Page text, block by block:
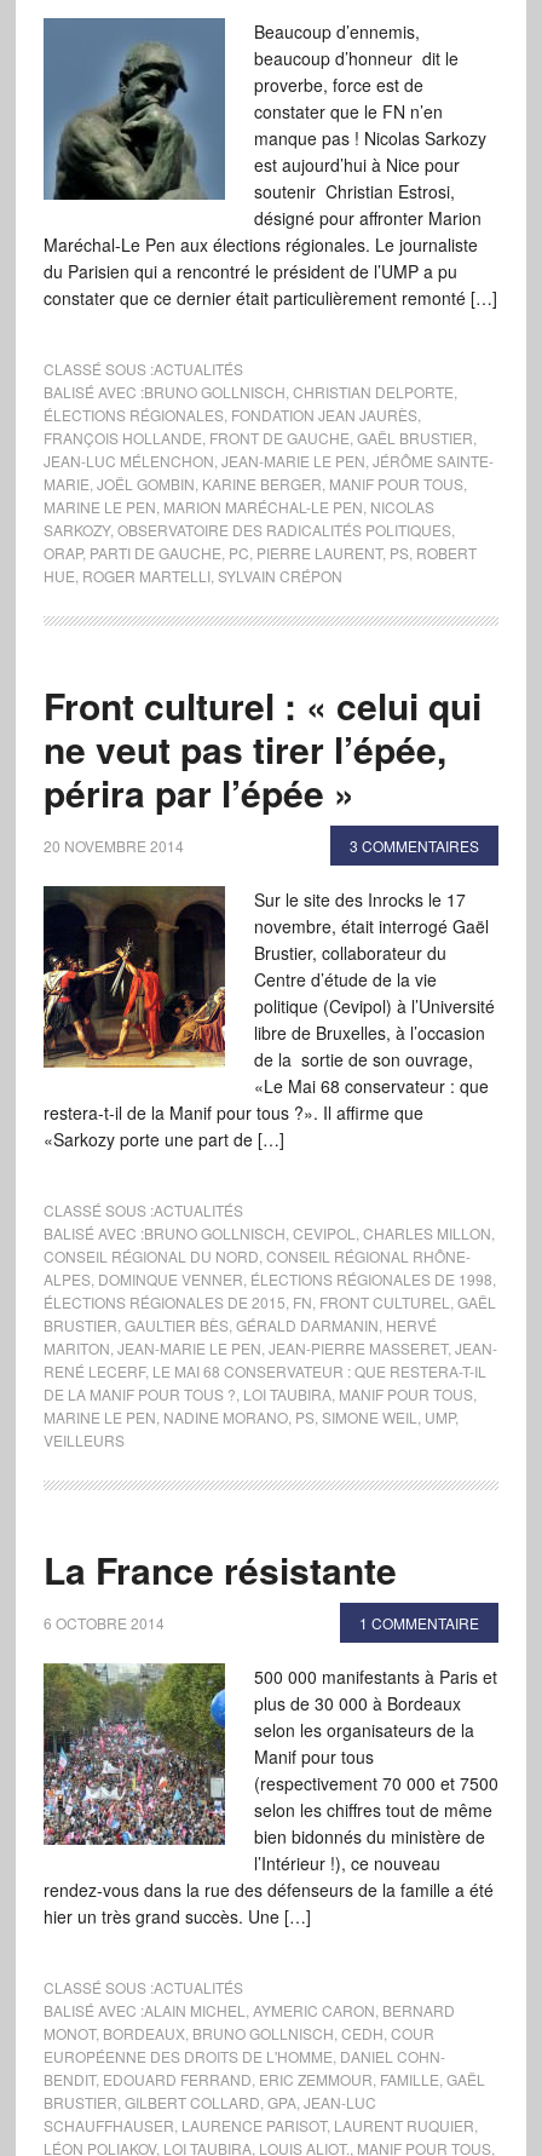
Beaucoup d’ennemis,
beaucoup d’honneur dit le
proverbe, force est de
constater que le FN n’en
manque pas ! Nicolas Sarkozy
est aujourd’hui à Nice pour
soutenir Christian Estrosi,
désigné pour affronter Marion
Maréchal-Le Pen aux élections régionales. Le journaliste
du Parisien qui a rencontré le président de l’UMP a pu
constater que ce dernier était particulièrement remonté […]
CLASSÉ SOUS :ACTUALITÉS
BALISÉ AVEC :BRUNO GOLLNISCH CHRISTIAN DELPORTE
ÉLECTIONS RÉGIONALES, FONDATION JEAN JAURÈS,
FRANÇOIS HOLLANDE FRONT DE GAUCHE GAËL BRUSTIER
JEAN-LUC MÉLENCHON JEAN-MARIE LE PEN JÉRÔME SAINTE-
MARIE JOËL GOMBIN KARINE BERGER MANIF POUR TOUS,
MARINE LE PEN MARION MARÉCHAL-LE PEN NICOLAS
SARKOZY, OBSERVATOIRE DES RADICALITÉS POLITIQUES,
ORAP, PARTI DE GAUCHE PC PIERRE LAURENT, PS, ROBERT
HUE ROGER MARTELLI, SYLVAIN CRÉPON
Front culturel : « celui qui
ne veut pas tirer l’épée,
périra par l’épée »
20 NOVEMBRE 2014 3 COMMENTAIRES
Sur le site des Inrocks le 17
novembre, était interrogé Gaël
Brustier, collaborateur du
Centre d’étude de la vie
politique (Cevipol) à l’Université
libre de Bruxelles, à l’occasion
de la sortie de son ouvrage,
«Le Mai 68 conservateur : que
restera-t-il de la Manif pour tous ?». Il affirme que
«Sarkozy porte une part de […]
CLASSÉ SOUS :ACTUALITÉS
BALISÉ AVEC :BRUNO GOLLNISCH CEVIPOL CHARLES MILLON
CONSEIL RÉGIONAL DU NORD CONSEIL RÉGIONAL RHÔNE-
ALPES, DOMINQUE VENNER ÉLECTIONS RÉGIONALES DE 1998
ÉLECTIONS RÉGIONALES DE 2015 FN FRONT CULTUREL
GAËL
BRUSTIER GAULTIER BÈS, GÉRALD DARMANIN HERVÉ
MARITON JEAN-MARIE LE PEN JEAN-PIERRE MASSERET, JEAN-
RENÉ LECERF, LE MAI 68 CONSERVATEUR : QUE RESTERA-T-IL
DE LA MANIF POUR TOUS ? LOI TAUBIRA, MANIF POUR TOUS,
MARINE LE PEN NADINE MORANO, PS, SIMONE WEIL UMP,
VEILLEURS
La France résistante
6 OCTOBRE 2014 1 COMMENTAIRE
500 000 manifestants à Paris et
plus de 30 000 à Bordeaux
selon les organisateurs de la
Manif pour tous
(respectivement 70 000 et 7500
selon les chiffres tout de même
bien bidonnés du ministère de
l’Intérieur !), ce nouveau
rendez-vous dans la rue des défenseurs de la famille a été
hier un très grand succès. Une […]
CLASSÉ SOUS :ACTUALITÉS
BALISÉ AVEC :ALAIN MICHEL AYMERIC CARON BERNARD
MONOT, BORDEAUX, BRUNO GOLLNISCH CEDH COUR
EUROPÉENNE DES DROITS DE L'HOMME DANIEL COHN-
BENDIT, EDOUARD FERRAND ERIC ZEMMOUR FAMILLE GAËL
BRUSTIER GILBERT COLLARD GPA, JEAN-LUC
SCHAUFFHAUSER LAURENCE PARISOT, LAURENT RUQUIER
LÉON POLIAKOV, LOI TAUBIRA, LOUIS ALIOT. MANIF POUR TOUS,